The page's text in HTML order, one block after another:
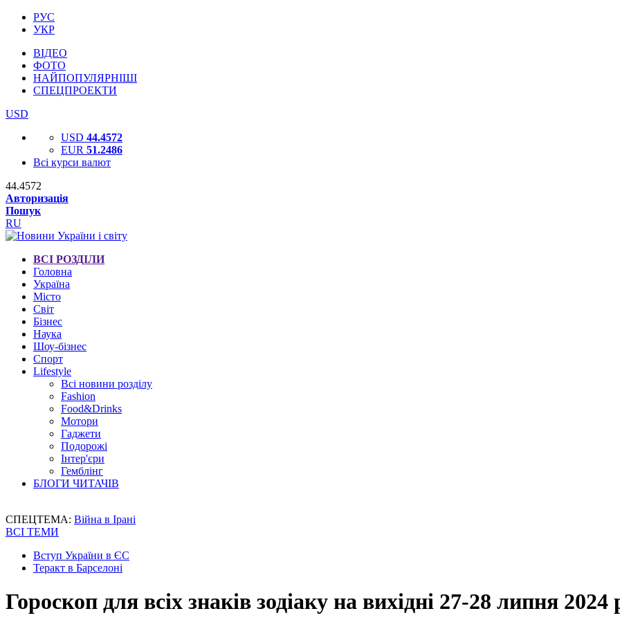
РУС
УКР
ВІДЕО
ФОТО
НАЙПОПУЛЯРНІШІ
СПЕЦПРОЕКТИ
USD
USD 44.4572
EUR 51.2486
Всі курси валют
44.4572
Авторизація
Пошук
RU
ВСІ РОЗДІЛИ
Головна
Україна
Місто
Світ
Бізнес
Наука
Шоу-бізнес
Спорт
Lifestyle
Всі новини розділу
Fashion
Food&Drinks
Мотори
Гаджети
Подорожі
Інтер'єри
Гемблінг
БЛОГИ ЧИТАЧІВ
СПЕЦТЕМА: Війна в Ірані
ВСІ ТЕМИ
Вступ України в ЄС
Теракт в Барселоні
Гороскоп для всіх знаків зодіаку на вихідні 27-28 липня 2024